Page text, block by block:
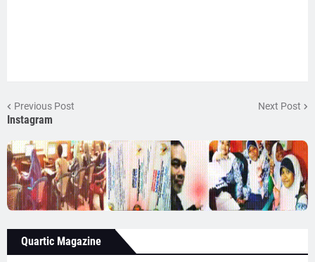
Previous Post Next Post
Instagram
Quartic Magazine